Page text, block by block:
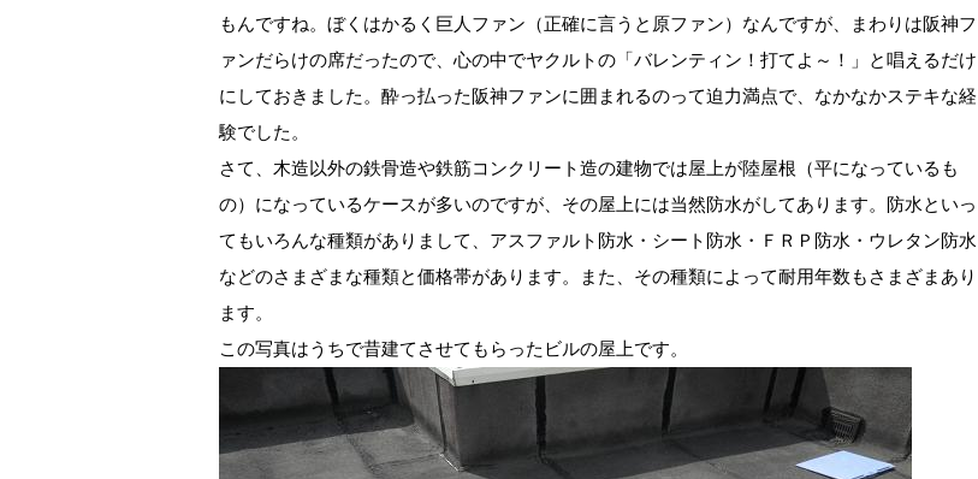
もんですね。ぼくはかるく巨人ファン（正確に言うと原ファン）なんですが、まわりは阪神フ
ァンだらけの席だったので、心の中でヤクルトの「バレンティン！打てよ～！」と唱えるだけ
にしておきました。酔っ払った阪神ファンに囲まれるのって迫力満点で、なかなかステキな経
験でした。
さて、木造以外の鉄骨造や鉄筋コンクリート造の建物では屋上が陸屋根（平になっているも
の）になっているケースが多いのですが、その屋上には当然防水がしてあります。防水といっ
てもいろんな種類がありまして、アスファルト防水・シート防水・ＦＲＰ防水・ウレタン防水
などのさまざまな種類と価格帯があります。また、その種類によって耐用年数もさまざまあり
ます。
この写真はうちで昔建てさせてもらったビルの屋上です。